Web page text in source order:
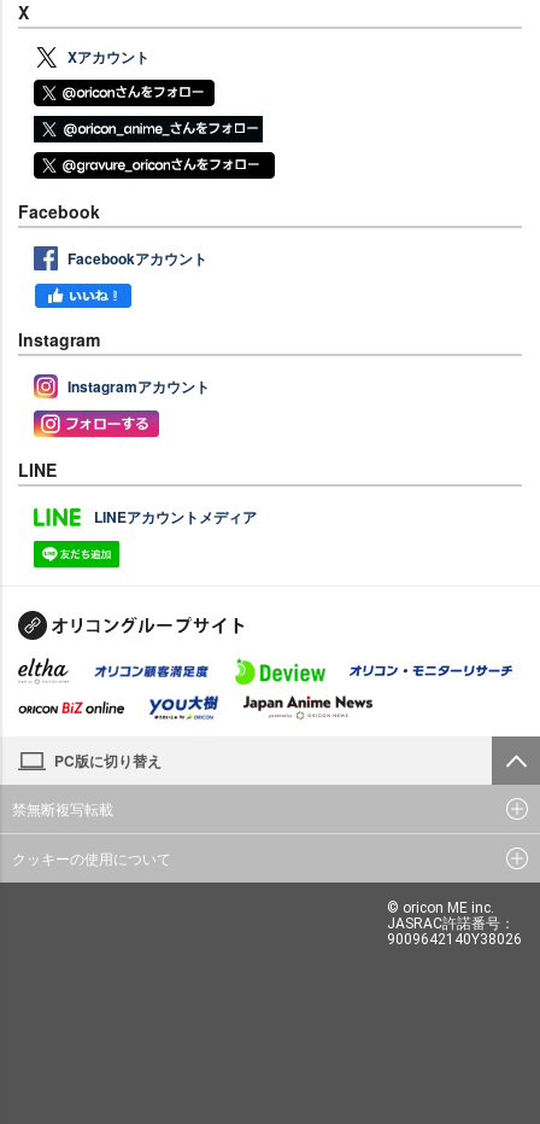
X
Xアカウント
Facebook
Facebookアカウント
Instagram
Instagramアカウント
LINE
LINEアカウントメディア
PC版に切り替え
禁無断複写転載
クッキーの使用について
© oricon ME inc.
JASRAC許諾番号：
9009642140Y38026